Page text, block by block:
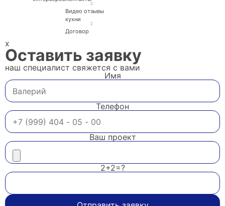
Видео отзывы
кухни
Договор
x
Оставить заявку
наш специалист свяжется с вами
Имя
Телефон
Ваш проект
2+2=?